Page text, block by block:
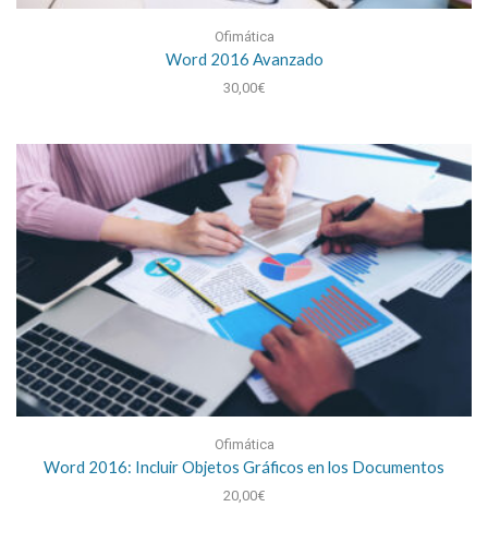
Ofimática
Word 2016 Avanzado
30,00€
Ofimática
Word 2016: Incluir Objetos Gráficos en los Documentos
20,00€